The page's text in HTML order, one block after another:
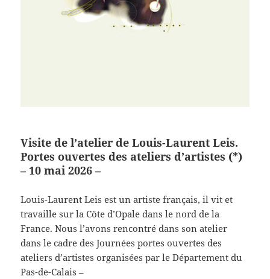
Visite de l’atelier de Louis-Laurent Leis.
Portes ouvertes des ateliers d’artistes (*)
– 10 mai 2026 –
Louis-Laurent Leis est un artiste français, il vit et
travaille sur la Côte d’Opale dans le nord de la
France. Nous l’avons rencontré dans son atelier
dans le cadre des Journées portes ouvertes des
ateliers d’artistes organisées par le Département du
Pas-de-Calais –